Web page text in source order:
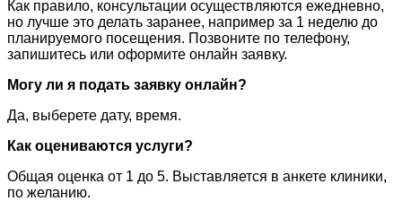
Как правило, консультации осуществляются ежедневно,
но лучше это делать заранее, например за 1 неделю до
планируемого посещения. Позвоните по телефону,
запишитесь или оформите онлайн заявку.
Могу ли я подать заявку онлайн?
Да, выберете дату, время.
Как оцениваются услуги?
Общая оценка от 1 до 5. Выставляется в анкете клиники,
по желанию.